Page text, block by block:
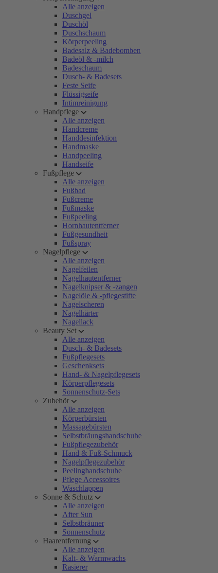
Alle anzeigen
Duschgel
Duschöl
Duschschaum
Körperpeeling
Badesalz & Badebomben
Badeöl & -milch
Badeschaum
Dusch- & Badesets
Feste Seife
Flüssigseife
Intimreinigung
Handpflege
Alle anzeigen
Handcreme
Handdesinfektion
Handmaske
Handpeeling
Handseife
Fußpflege
Alle anzeigen
Fußbad
Fußcreme
Fußmaske
Fußpeeling
Hornhautentferner
Fußgesundheit
Fußspray
Nagelpflege
Alle anzeigen
Nagelfeilen
Nagelhautentferner
Nagelknipser & -zangen
Nagelöle & -pflegestifte
Nagelscheren
Nagelhärter
Nagellack
Beauty Set
Alle anzeigen
Dusch- & Badesets
Fußpflegesets
Geschenksets
Hand- & Nagelpflegesets
Körperpflegesets
Sonnenschutz-Sets
Zubehör
Alle anzeigen
Körperbürsten
Massagebürsten
Selbstbräungshandschuhe
Fußpflegezubehör
Hand & Fuß-Schmuck
Nagelpflegezubehör
Peelinghandschuhe
Pflege Accessoires
Waschlappen
Sonne & Schutz
Alle anzeigen
After Sun
Selbstbräuner
Sonnenschutz
Haarentfernung
Alle anzeigen
Kalt- & Warmwachs
Rasierer